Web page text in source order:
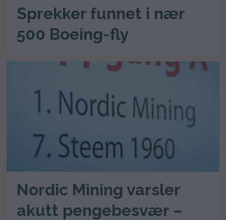
Sprekker funnet i nær
500 Boeing-fly
Nordic Mining varsler
akutt pengebesvær –